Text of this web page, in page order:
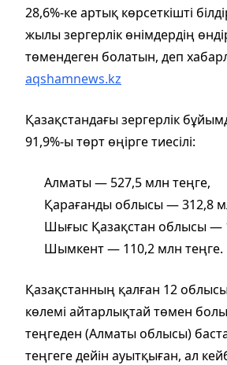
28,6%-ке артық көрсеткішті
жылы зергерлік өнімдердің
төмендеген болатын, деп
aqshamnews.kz
Қазақстандағы зергерлік
91,9%-ы төрт өңірге тиесілі:
Алматы — 527,5 млн теңге,
Қарағанды облысы — 312,8
Шығыс Қазақстан облысы —
Шымкент — 110,2 млн теңге.
Қазақстанның қалған 12
көлемі айтарлықтай төмен
теңгеден (Алматы облысы)
теңгеге дейін ауытқыған, ал